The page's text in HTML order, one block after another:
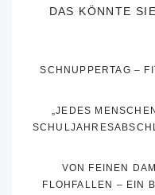
DAS KÖNNTE
SCHNUPPERTAG –
„JEDES
VON FEINEN
FLOHFALLEN – EIN